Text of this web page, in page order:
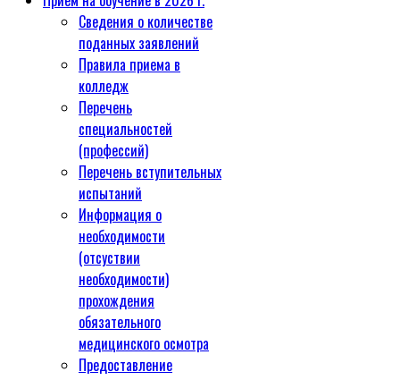
Сведения о количестве
поданных заявлений
Правила приема в
колледж
Перечень
специальностей
(профессий)
Перечень вступительных
испытаний
Информация о
необходимости
(отсуствии
необходимости)
прохождения
обязательного
медицинского осмотра
Предоставление